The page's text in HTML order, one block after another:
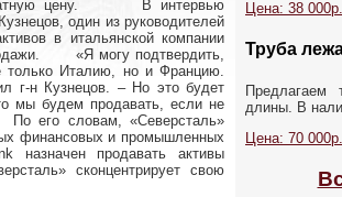
Цена: 38
Труба
Предлагаем
длины. В
Цена: 70
цену. В интервью
один из руководителей
в итальянской компании
«Я могу подтвердить,
только Италию, но и Францию.
г-н Кузнецов. – Но это будет
мы будем продавать, если не
его словам, «Северсталь»
финансовых и промышленных
назначен продавать активы
сконцентрирует свою